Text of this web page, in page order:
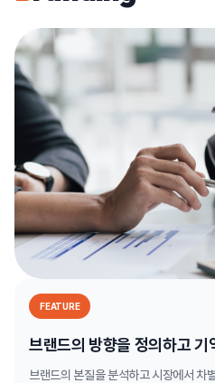
FEATURE
브랜드의 방향을 정의하고
브랜드의 본질을 분석하고 시장에서 차